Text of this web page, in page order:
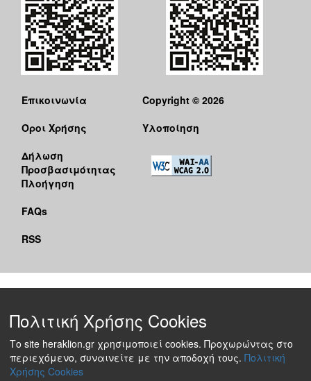
Επικοινωνία
Όροι Χρήσης
Δήλωση
Προσβασιμότητας
Πλοήγηση
FAQs
RSS
Copyright © 2026
Υλοποίηση
Πολιτική Χρήσης Cookies
Το site heraklion.gr χρησιμοποιεί cookies. Προχωρώντας στο
περιεχόμενο, συναινείτε με την αποδοχή τους. Πολιτική
Χρήσης Cookies